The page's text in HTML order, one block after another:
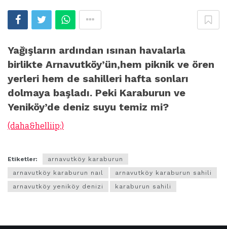
Yağışların ardından ısınan havalarla
birlikte Arnavutköy’ün,hem piknik ve ören
yerleri hem de sahilleri hafta sonları
dolmaya başladı. Peki Karaburun ve
Yeniköy’de deniz suyu temiz mi?
(daha&helliip;)
Etiketler:
arnavutköy karaburun
arnavutköy karaburun naıl
arnavutköy karaburun sahili
arnavutköy yeniköy denizi
karaburun sahili